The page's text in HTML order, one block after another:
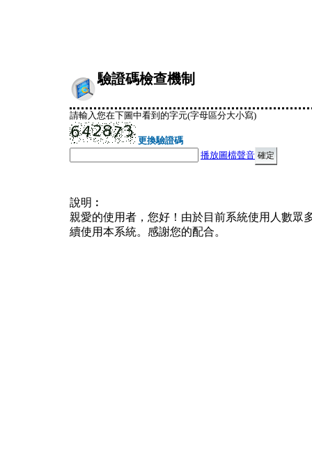
驗證碼檢查機制
請輸入您在下圖中看到的字元(字母區分大小寫)
更換驗證碼
播放圖檔聲音
說明︰
親愛的使用者，您好！由於目前系統使用人數眾
續使用本系統。感謝您的配合。